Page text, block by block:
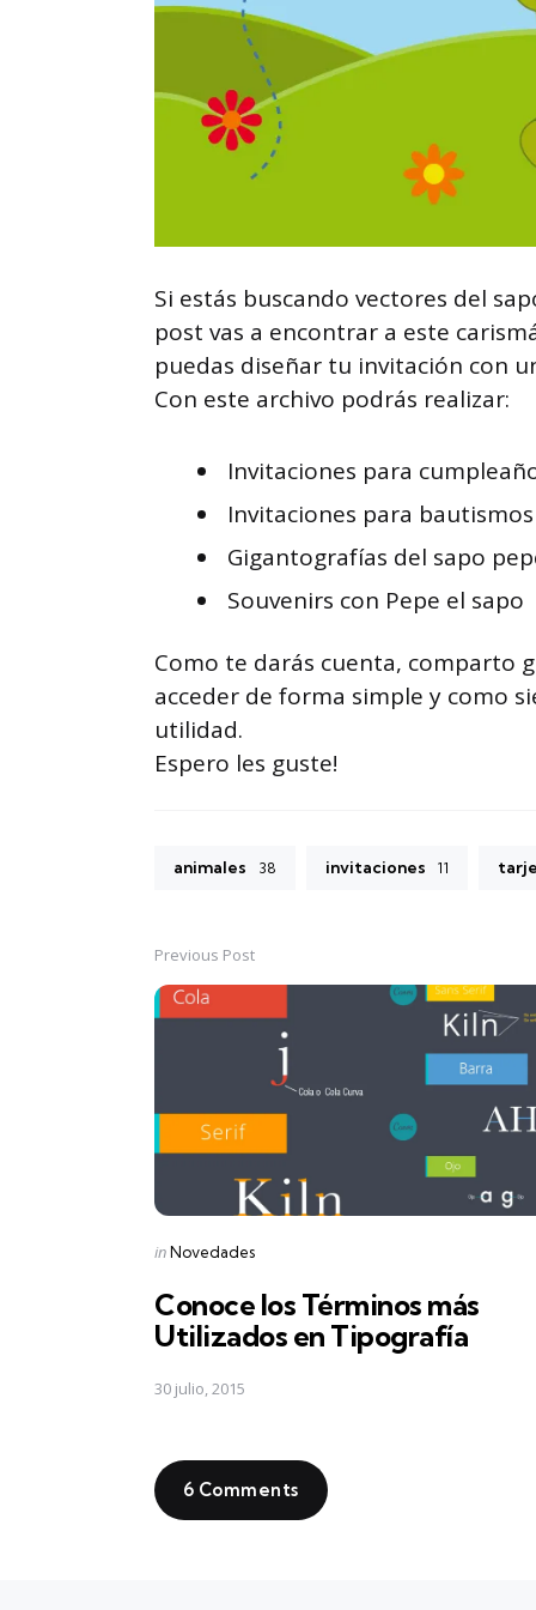
Si estás buscando vectores del
post vas a encontrar a este
puedas diseñar tu invitación con
Con este archivo podrás realizar:
Invitaciones para
Invitaciones para
Gigantografías del sapo
Souvenirs con Pepe el sapo
Como te darás cuenta, comparto
acceder de forma simple y como
utilidad.
Espero les guste!
animales 38 invitaciones 11
Post
navigation
Previous Post
Posted
inNovedades
Conoce los Términos más
Utilizados en Tipografía
30 julio, 2015
6 Comments